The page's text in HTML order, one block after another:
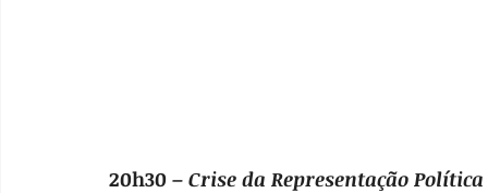
20h30 – Crise da Representação